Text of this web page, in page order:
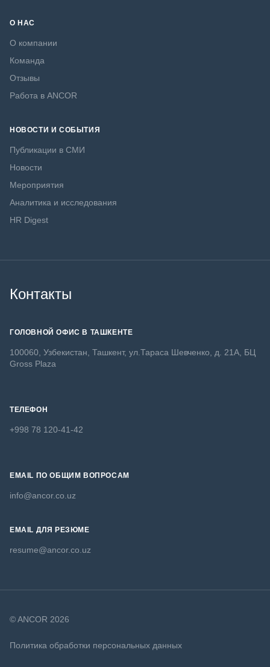
О НАС
О компании
Команда
Отзывы
Работа в ANCOR
НОВОСТИ И СОБЫТИЯ
Публикации в СМИ
Новости
Мероприятия
Аналитика и исследования
HR Digest
Контакты
ГОЛОВНОЙ ОФИС В ТАШКЕНТЕ
100060, Узбекистан, Ташкент, ул.Тараса Шевченко, д. 21А, БЦ
Gross Plaza
ТЕЛЕФОН
+998 78 120-41-42
EMAIL ПО ОБЩИМ ВОПРОСАМ
info@ancor.co.uz
EMAIL ДЛЯ РЕЗЮМЕ
resume@ancor.co.uz
© ANCOR 2026
Политика обработки персональных данных